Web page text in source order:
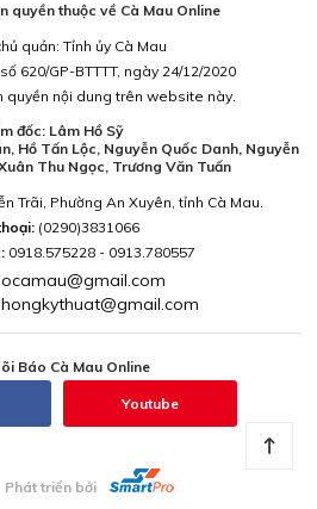
quyền thuộc về Cà Mau Online
quản: Tỉnh ủy Cà Mau
620/GP-BTTTT, ngày 24/12/2020
quyền nội dung trên website này.
đốc: Lâm Hồ Sỹ
Hồ Tấn Lộc, Nguyễn Quốc Danh, Nguyễn
Thu Ngọc, Trương Văn Tuấn
Trãi, Phường An Xuyên, tỉnh Cà Mau.
(0290)3831066
0918.575228 - 0913.780557
Báo Cà Mau Online
Youtube
Phát triển bởi